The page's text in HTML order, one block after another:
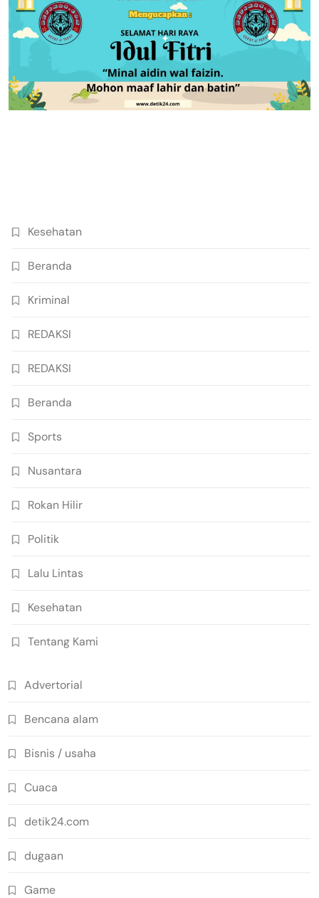
Kesehatan
Beranda
Kriminal
REDAKSI
REDAKSI
Beranda
Sports
Nusantara
Rokan Hilir
Politik
Lalu Lintas
Kesehatan
Tentang Kami
Advertorial
Bencana alam
Bisnis / usaha
Cuaca
detik24.com
dugaan
Game